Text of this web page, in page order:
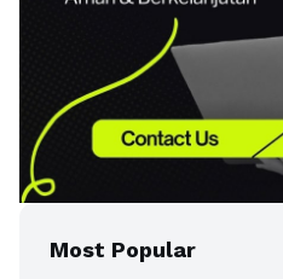
Most Popular